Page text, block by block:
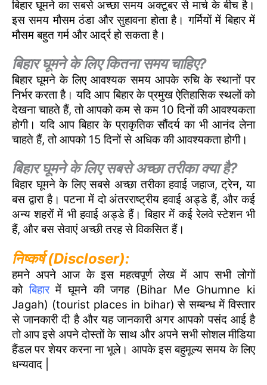
बिहार घूमने का सबसे अच्छा समय अक्टूबर से मार्च के बीच है।
इस समय मौसम ठंडा और सुहावना होता है। गर्मियों में बिहार में
मौसम बहुत गर्म और आर्द्र हो सकता है।
बिहार घूमने के लिए कितना समय चाहिए?
बिहार घूमने के लिए आवश्यक समय आपके रुचि के स्थानों पर
निर्भर करता है। यदि आप बिहार के प्रमुख ऐतिहासिक स्थलों को
देखना चाहते हैं, तो आपको कम से कम 10 दिनों की आवश्यकता
होगी। यदि आप बिहार के प्राकृतिक सौंदर्य का भी आनंद लेना
चाहते हैं, तो आपको 15 दिनों से अधिक की आवश्यकता होगी।
बिहार घूमने के लिए सबसे अच्छा तरीका क्या है?
बिहार घूमने के लिए सबसे अच्छा तरीका हवाई जहाज, ट्रेन, या
बस द्वारा है। पटना में दो अंतरराष्ट्रीय हवाई अड्डे हैं, और कई
अन्य शहरों में भी हवाई अड्डे हैं। बिहार में कई रेलवे स्टेशन भी
हैं, और बस सेवाएं अच्छी तरह से विकसित हैं।
निष्कर्ष (Discloser):
हमने अपने आज के इस महत्वपूर्ण लेख में आप सभी लोगों
कोबिहारमें घूमने की जगह (Bihar Me Ghumne ki
Jagah) (tourist places in bihar) से सम्बन्ध में विस्तार
से जानकारी दी है और यह जानकारी अगर आपको पसंद आई है
तो आप इसे अपने दोस्तों के साथ और अपने सभी सोशल मीडिया
हैंडल पर शेयर करना ना भूले। आपके इस बहुमूल्य समय के लिए
धन्यवाद |